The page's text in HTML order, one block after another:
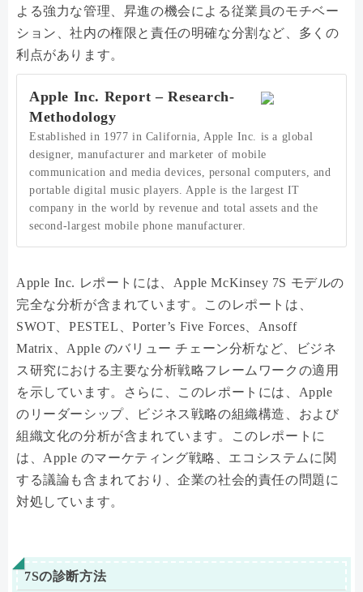
よる強力な管理、昇進の機会による従業員のモチベー
ション、社内の権限と責任の明確な分割など、多くの
利点があります。
Apple Inc. Report – Research-
Methodology
Established in 1977 in California, Apple Inc. is a global
designer, manufacturer and marketer of mobile
communication and media devices, personal computers, and
portable digital music players. Apple is the largest IT
company in the world by revenue and total assets and the
second-largest mobile phone manufacturer.
Apple Inc. レポートには、Apple McKinsey 7S モデルの
完全な分析が含まれています。このレポートは、
SWOT、PESTEL、Porter’s Five Forces、Ansoff
Matrix、Apple のバリュー チェーン分析など、ビジネ
ス研究における主要な分析戦略フレームワークの適用
を示しています。さらに、このレポートには、Apple
のリーダーシップ、ビジネス戦略の組織構造、および
組織文化の分析が含まれています。このレポートに
は、Apple のマーケティング戦略、エコシステムに関
する議論も含まれており、企業の社会的責任の問題に
対処しています。
7Sの診断方法